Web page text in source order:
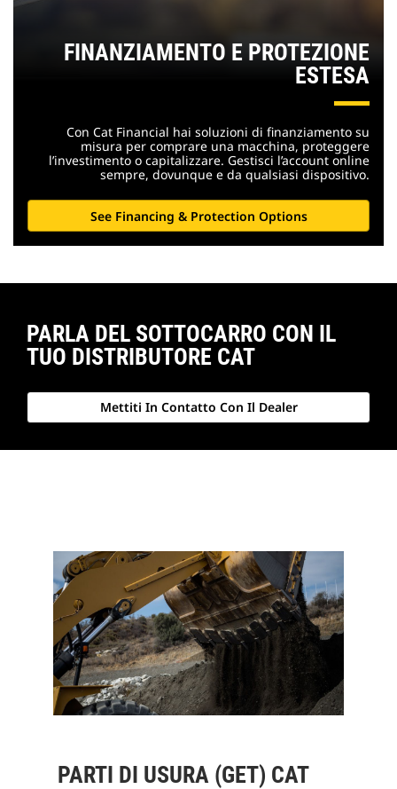
FINANZIAMENTO E PROTEZIONE
ESTESA
Con Cat Financial hai soluzioni di finanziamento su
misura per comprare una macchina, proteggere
l’investimento o capitalizzare. Gestisci l’account online
sempre, dovunque e da qualsiasi dispositivo.
See Financing & Protection Options
PARLA DEL SOTTOCARRO CON IL
TUO DISTRIBUTORE CAT
Mettiti In Contatto Con Il Dealer
PARTI DI USURA (GET) CAT